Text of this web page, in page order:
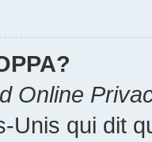
Online
Unis qui dit